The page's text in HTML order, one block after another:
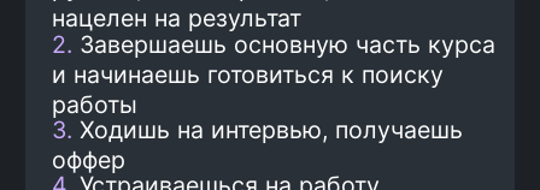
помогают тебе получить лучшие
предложения.
5
Выбираешь оффер и
Трудоустройство